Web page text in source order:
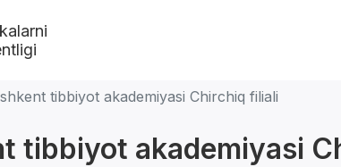
tibbiyot akademiyasi Chirchiq filiali
tibbiyot akademiyasi